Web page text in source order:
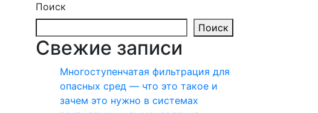
Поиск
Поиск
Свежие записи
Многоступенчатая фильтрация для
опасных сред — что это такое и
зачем это нужно в системах